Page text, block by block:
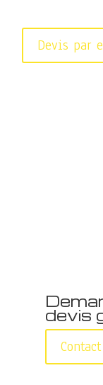
Devis par
devis
Contact